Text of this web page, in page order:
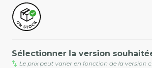
Sélectionner la version
Le prix peut varier en fonction de la version